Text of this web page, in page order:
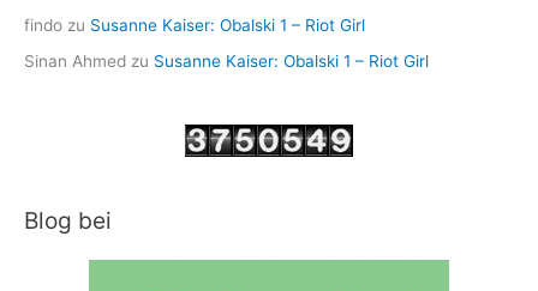
findo zu Susanne Kaiser: Obalski 1 – Riot Girl
Sinan Ahmed zu Susanne Kaiser: Obalski 1 – Riot Girl
Blog bei